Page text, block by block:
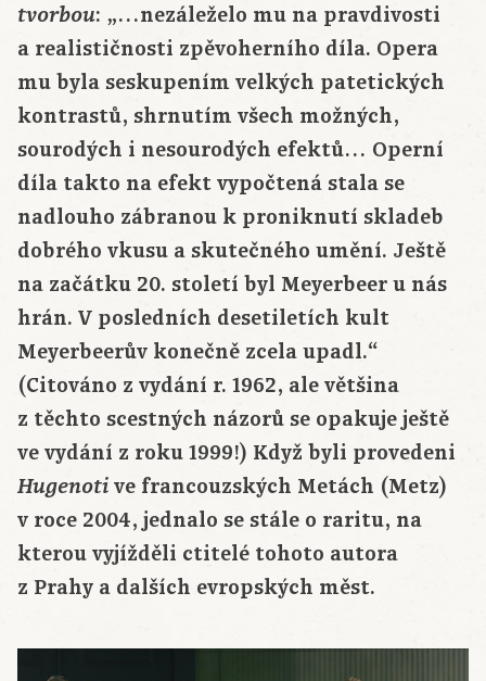
tvorbou: „…nezáleželo mu na pravdivosti
a realističnosti zpěvoherního díla. Opera
mu byla seskupením velkých patetických
kontrastů, shrnutím všech možných,
sourodých i nesourodých efektů… Operní
díla takto na efekt vypočtená stala se
nadlouho zábranou k proniknutí skladeb
dobrého vkusu a skutečného umění. Ještě
na začátku 20. století byl Meyerbeer u nás
hrán. V posledních desetiletích kult
Meyerbeerův konečně zcela upadl.“
(Citováno z vydání r. 1962, ale většina
z těchto scestných názorů se opakuje ještě
ve vydání z roku 1999!) Když byli provedeni
Hugenoti ve francouzských Metách (Metz)
v roce 2004, jednalo se stále o raritu, na
kterou vyjížděli ctitelé tohoto autora
z Prahy a dalších evropských měst.